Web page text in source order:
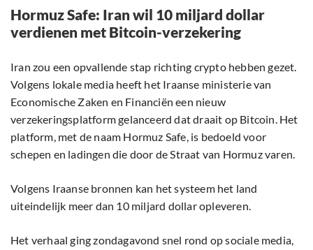
Hormuz Safe: Iran wil 10 miljard dollar
verdienen met Bitcoin-verzekering
Iran zou een opvallende stap richting crypto hebben gezet.
Volgens lokale media heeft het Iraanse ministerie van
Economische Zaken en Financiën een nieuw
verzekeringsplatform gelanceerd dat draait op Bitcoin. Het
platform, met de naam Hormuz Safe, is bedoeld voor
schepen en ladingen die door de Straat van Hormuz varen.
Volgens Iraanse bronnen kan het systeem het land
uiteindelijk meer dan 10 miljard dollar opleveren.
Het verhaal ging zondagavond snel rond op sociale media,